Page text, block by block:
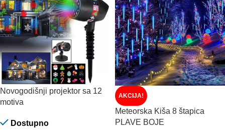
Novogodišnji projektor sa 12
motiva
Dostupno
AKCIJA!
Meteorska Kiša 8 štapica
PLAVE BOJE